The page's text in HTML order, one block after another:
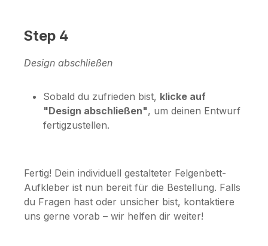
Step 4
Design abschließen
Sobald du zufrieden bist, klicke auf
"Design abschließen", um deinen Entwurf
fertigzustellen.
Fertig! Dein individuell gestalteter Felgenbett-
Aufkleber ist nun bereit für die Bestellung. Falls
du Fragen hast oder unsicher bist, kontaktiere
uns gerne vorab – wir helfen dir weiter!